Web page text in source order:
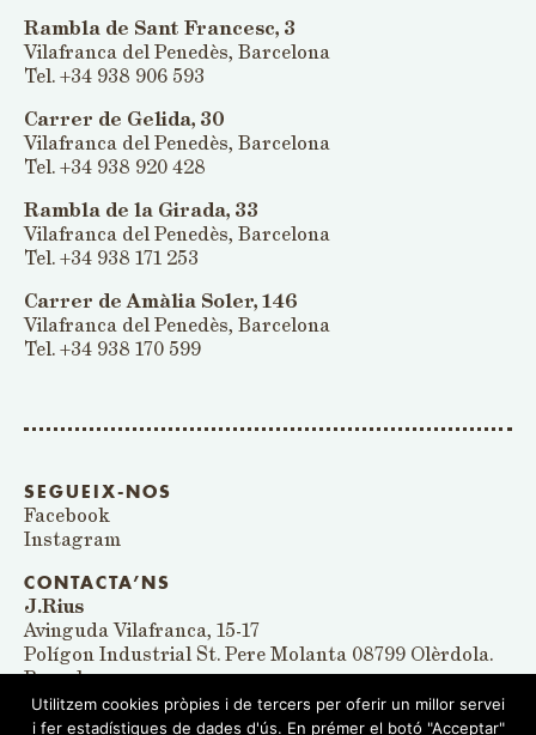
Rambla de Sant Francesc, 3
Vilafranca del Penedès, Barcelona
Tel. +34 938 906 593
Carrer de Gelida, 30
Vilafranca del Penedès, Barcelona
Tel. +34 938 920 428
Rambla de la Girada, 33
Vilafranca del Penedès, Barcelona
Tel. +34 938 171 253
Carrer de Amàlia Soler, 146
Vilafranca del Penedès, Barcelona
Tel. +34 938 170 599
SEGUEIX-NOS
Facebook
Instagram
CONTACTA’NS
J.Rius
Avinguda Vilafranca, 15-17
Polígon Industrial St. Pere Molanta 08799 Olèrdola.
Barcelona
panrius@panrius.com
Utilitzem cookies pròpies i de tercers per oferir un millor servei
i fer estadístiques de dades d'ús. En prémer el botó "Acceptar"